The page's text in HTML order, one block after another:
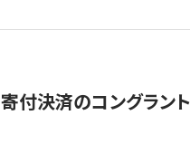
寄付決済のコングラン